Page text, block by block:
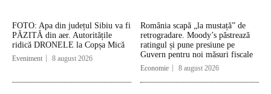
FOTO: Apa din județul Sibiu va fi
PĂZITĂ din aer. Autoritățile
ridică DRONELE la Copșa Mică
Eveniment 8 august 2026
România scapă „la mustață” de
retrogradare. Moody’s păstrează
ratingul și pune presiune pe
Guvern pentru noi măsuri fiscale
Economie 8 august 2026